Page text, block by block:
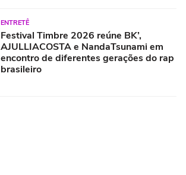
ENTRETÊ
Festival Timbre 2026 reúne BK’,
AJULLIACOSTA e NandaTsunami em
encontro de diferentes gerações do rap
brasileiro